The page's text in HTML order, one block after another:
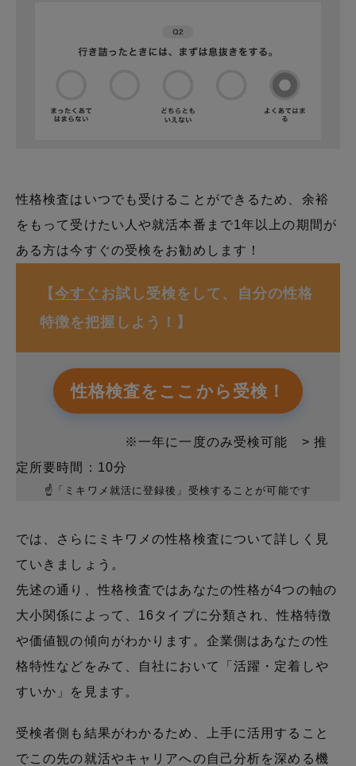
性格検査はいつでも受けることができるため、余裕
をもって受けたい人や就活本番まで1年以上の期間が
ある方は今すぐの受検をお勧めします！
【今すぐ お試し受検をして、自分の性格
特徴を把握しよう！】
性格検査をここから受検！
※一年に一度のみ受検可能 > 推
定所要時間：10分
☝「ミキワメ就活に登録後」受検することが可能です
では、さらにミキワメの性格検査について詳しく見
ていきましょう。
先述の通り、性格検査ではあなたの性格が4つの軸の
大小関係によって、16タイプに分類され、性格特徴
や価値観の傾向がわかります。企業側はあなたの性
格特性などをみて、自社において「活躍・定着しや
すいか」を見ます。
受検者側も結果がわかるため、上手に活用すること
でこの先の就活やキャリアへの自己分析を深める機